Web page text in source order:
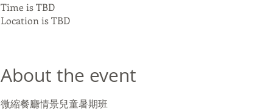
Time is TBD
Location is TBD
About the event
微縮餐廳情景兒童暑期班